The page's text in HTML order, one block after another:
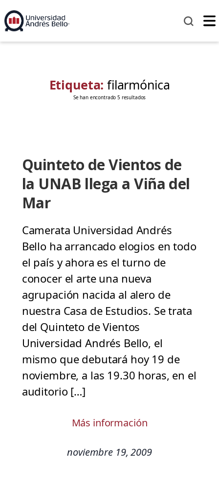
Etiqueta:filarmónica
Se han encontrado 5 resultados
Quinteto de Vientos de
la UNAB llega a Viña del
Mar
Camerata Universidad Andrés
Bello ha arrancado elogios en todo
el país y ahora es el turno de
conocer el arte una nueva
agrupación nacida al alero de
nuestra Casa de Estudios. Se trata
del Quinteto de Vientos
Universidad Andrés Bello, el
mismo que debutará hoy 19 de
noviembre, a las 19.30 horas, en el
auditorio […]
Más información
noviembre 19, 2009